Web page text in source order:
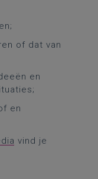
of dat van
en
en
vind je